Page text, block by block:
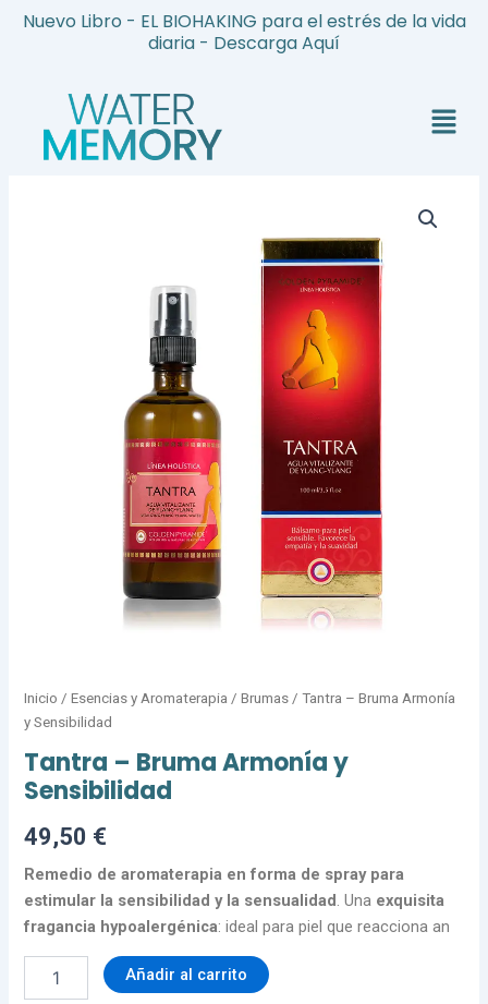
Nuevo Libro - EL BIOHAKING para el estrés de la vida
diaria - Descarga Aquí
Menú
Inicio /Esencias y Aromaterapia /Brumas / Tantra – Bruma Armonía
y Sensibilidad
Tantra – Bruma Armonía y
Sensibilidad
49,50 €
Remedio de aromaterapia en forma de spray para
estimular la sensibilidad y la sensualidad . Una exquisita
fragancia hypoalergénica: ideal para piel que reacciona an
Añadir al carrito